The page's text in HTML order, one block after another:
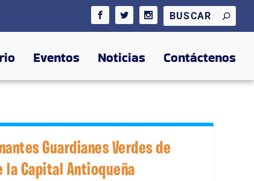
Eventos Noticias Contáctenos
Guardianes Verdes de
la Capital Antioqueña